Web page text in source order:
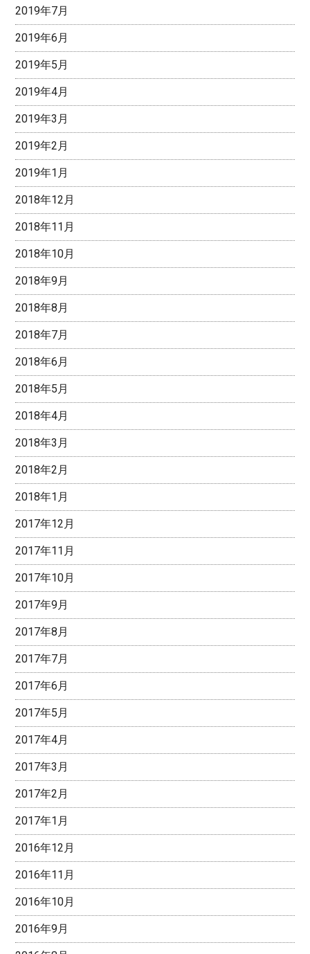
2019年7月
2019年6月
2019年5月
2019年4月
2019年3月
2019年2月
2019年1月
2018年12月
2018年11月
2018年10月
2018年9月
2018年8月
2018年7月
2018年6月
2018年5月
2018年4月
2018年3月
2018年2月
2018年1月
2017年12月
2017年11月
2017年10月
2017年9月
2017年8月
2017年7月
2017年6月
2017年5月
2017年4月
2017年3月
2017年2月
2017年1月
2016年12月
2016年11月
2016年10月
2016年9月